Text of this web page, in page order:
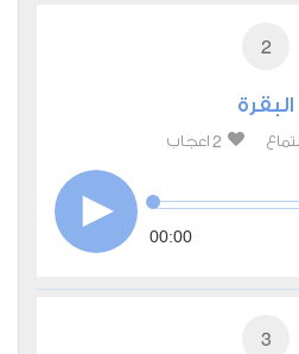
2
البقرة
2 اعجاب
00:00
3